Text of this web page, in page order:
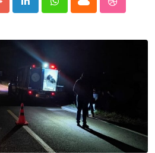
LinkedInWhatsappCloud